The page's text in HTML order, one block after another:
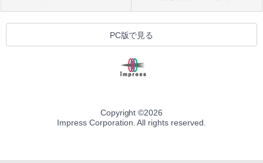
PC版で見る
Copyright ©2026
Impress Corporation. All rights reserved.